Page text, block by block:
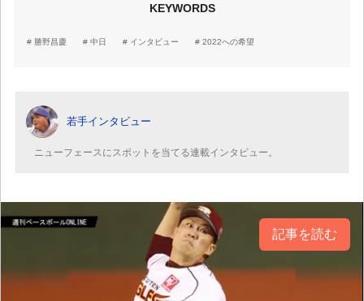
KEYWORDS
勝野昌慶 中日 インタビュー 2022への希望
若手インタビュー
ニューフェースにスポットを当てる連載インタビュー。
記事を読む